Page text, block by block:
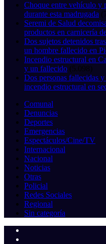
Choque entre vehículo y
durante esta madrugada
Seremi de Salud
productos en carnicería
Dos sujetos detenidos
un hombre fallecido en
Incendio estructural en
y un fallecido (5.098)
Dos personas fallecidas
incendio estructural en
Comunal
Denuncias
Deportes
Emergencias
Espectáculos/Cine/TV
Internacional
Nacional
Noticias
Otras
Policial
Redes Sociales
Regional
Sin categoría